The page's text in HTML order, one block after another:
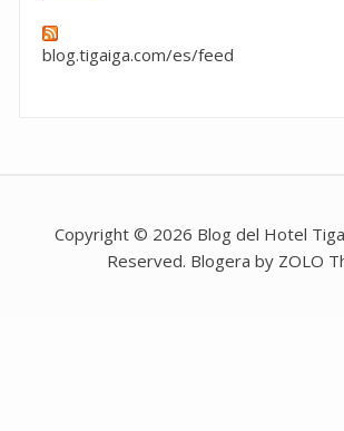
blog.tigaiga.com/es/feed
Copyright © 2026 Blog del Hotel
Reserved. Blogera by ZOLO